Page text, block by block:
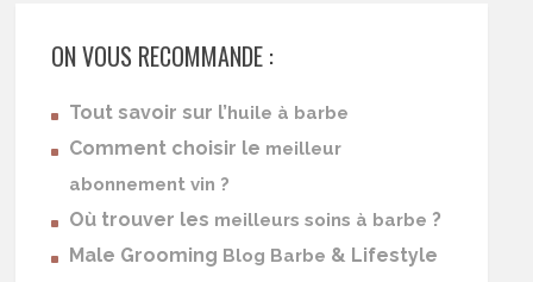
ON VOUS RECOMMANDE :
Tout savoir sur l’huile à barbe
Comment choisir le meilleur
abonnement vin ?
Où trouver les meilleurs soins à barbe ?
Male Grooming Blog Barbe & Lifestyle